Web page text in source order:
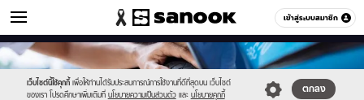
เข้าสู่ระบบสมาชิก
รถยนต์ หมวดอื่นๆ
เว็บไซต์นี้ใช้คุกกี้ เพื่อให้ท่านได้รับประสบการณ์การใช้งานที่ดีที่สุดบน เว็บไซต์
ของเรา โปรดศึกษาเพิ่มเติมที่ นโยบายความเป็นส่วนตัว และ นโยบายคุกกี้
ตกลง
Sanook
//s.isanook.com/sr/0/images/logo-
new-
sanook.png
600
60
//s.isanook.com/au/0/ud/20/100159/new-
thumbnail1200x720-
v2(5).jpg